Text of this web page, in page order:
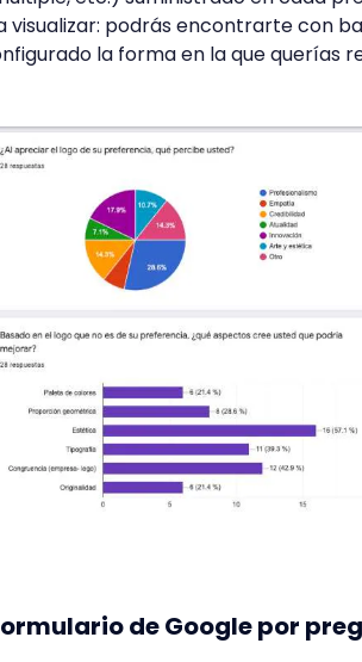
visualizar: podrás encontrarte con
la forma en la que querías
de Google por